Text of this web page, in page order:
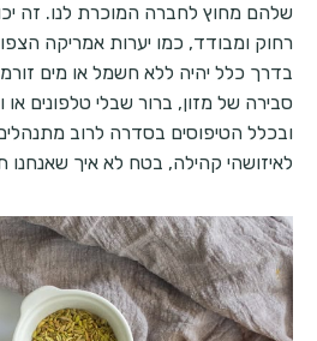
שלהם מחוץ לחברה המוכרת לנו. זה
רחוק ומבודד, כמו יערות אמריקה
בדרך כלל יהיה ללא חשמל או מים
סבירה של מזון, ברור שבלי טלפונים או
ובכלל הטיפוסים בסדרה לרוב
לאיזושהי קהילה, בטח לא איך שאנחנו